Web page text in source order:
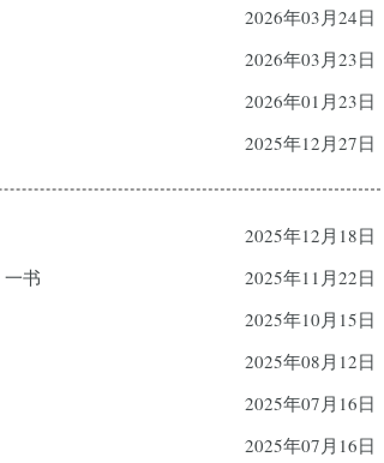
2026年03月24日
2026年03月23日
2026年01月23日
2025年12月27日
2025年12月18日
书
2025年11月22日
2025年10月15日
2025年08月12日
2025年07月16日
2025年07月16日